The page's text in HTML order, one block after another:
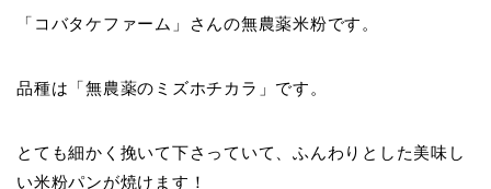
「コバタケファーム」さんの無農薬米粉です。
品種は「無農薬のミズホチカラ」です。
とても細かく挽いて下さっていて、ふんわりとした美味し
い米粉パンが焼けます！